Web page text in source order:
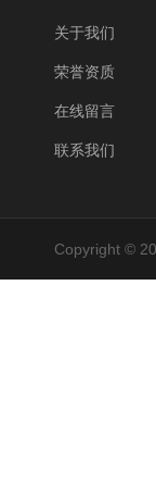
关于我们
荣誉资质
在线留言
联系我们
Copyright ©